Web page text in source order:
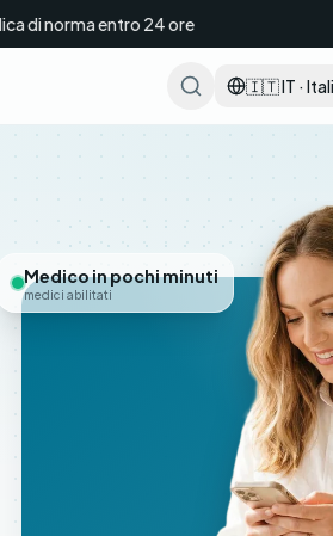
norma entro 24 ore
🇮🇹 IT ·
Medico in pochi minuti
medici abilitati